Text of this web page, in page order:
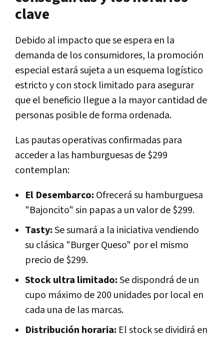
clave
Debido al impacto que se espera en la
demanda de los consumidores, la promoción
especial estará sujeta a un esquema logístico
estricto y con stock limitado para asegurar
que el beneficio llegue a la mayor cantidad de
personas posible de forma ordenada.
Las pautas operativas confirmadas para
acceder a las hamburguesas de $299
contemplan:
El Desembarco: Ofrecerá su hamburguesa
"Bajoncito" sin papas a un valor de $299.
Tasty:Se sumará a la iniciativa vendiendo
su clásica "Burger Queso" por el mismo
precio de $299.
Stock ultra limitado:Se dispondrá de un
cupo máximo de 200 unidades por local en
cada una de las marcas.
Distribución horaria: El stock se dividirá en